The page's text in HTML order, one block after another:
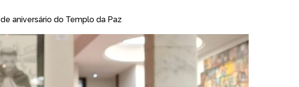
aniversário do Templo da Paz